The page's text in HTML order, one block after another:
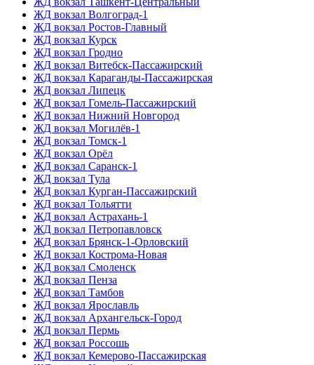
ЖД вокзал Волгоград-1
ЖД вокзал Ростов-Главный
ЖД вокзал Курск
ЖД вокзал Гродно
ЖД вокзал Витебск-Пассажирский
ЖД вокзал Караганды-Пассажирская
ЖД вокзал Липецк
ЖД вокзал Гомель-Пассажирский
ЖД вокзал Нижний Новгород
ЖД вокзал Могилёв-1
ЖД вокзал Томск-1
ЖД вокзал Орёл
ЖД вокзал Саранск-1
ЖД вокзал Тула
ЖД вокзал Курган-Пассажирский
ЖД вокзал Тольятти
ЖД вокзал Астрахань-1
ЖД вокзал Петропавловск
ЖД вокзал Брянск-1-Орловский
ЖД вокзал Кострома-Новая
ЖД вокзал Смоленск
ЖД вокзал Пенза
ЖД вокзал Тамбов
ЖД вокзал Ярославль
ЖД вокзал Архангельск-Город
ЖД вокзал Пермь
ЖД вокзал Россошь
ЖД вокзал Кемерово-Пассажирская